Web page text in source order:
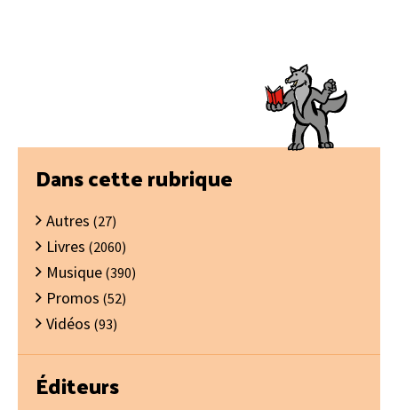
Barre
latérale
principale
Dans cette rubrique
Autres (27)
Livres (2060)
Musique (390)
Promos (52)
Vidéos (93)
Éditeurs